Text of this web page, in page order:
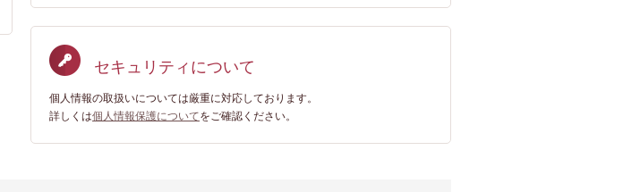
セキュリティについて
個人情報の取扱いについては厳重に対応しております。
詳しくは個人情報保護についてをご確認ください。